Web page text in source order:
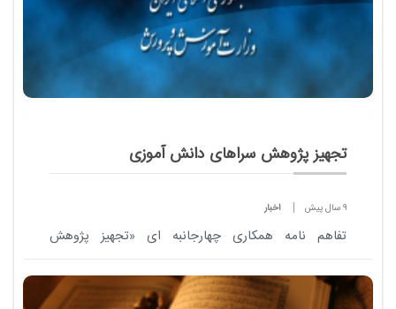
تجهیز پژوهش سراهای دانش آموزی
9 سال پیش اخبار
تفاهم نامه همكاری چهارجانبه ای «تجهیز پژوهش
معاونت علمی و فناوری ریاست جمهوری، صندوق كار
آفرینی و...